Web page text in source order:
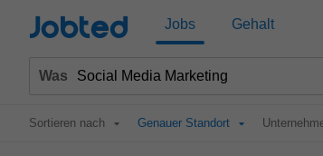
Jobted Jobs Gehalt
Was
Sortieren nach Genauer Standort